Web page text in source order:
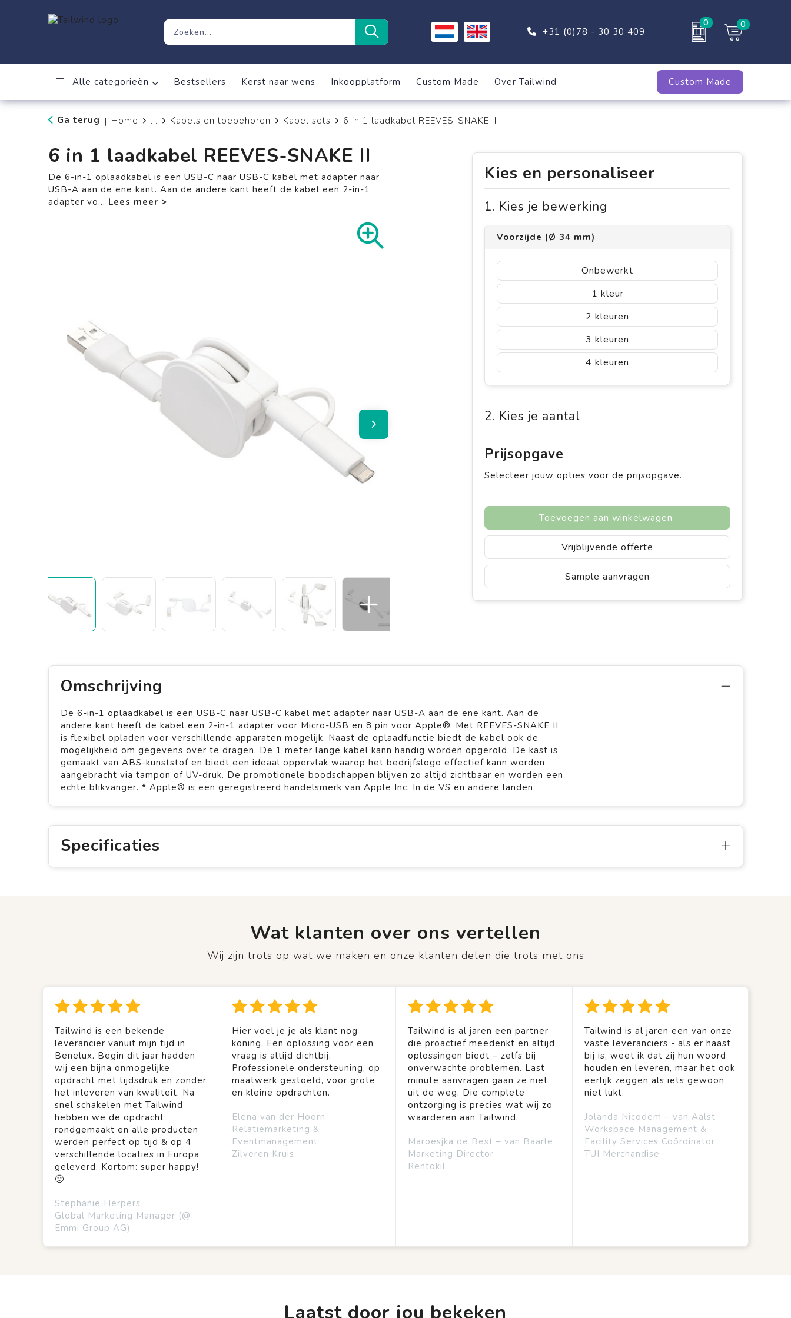
+31 (0)78 - 30 30 409
0 0
Alle categorieën Bestsellers Kerst naar wens Inkoopplatform Custom Made Over Tailwind Custom Made
Ga terug | Home ... Kabels en toebehoren Kabel sets 6 in 1 laadkabel REEVES-SNAKE II
6 in 1 laadkabel REEVES-SNAKE II
De 6-in-1 oplaadkabel is een USB-C naar USB-C kabel met adapter naar
USB-A aan de ene kant. Aan de andere kant heeft de kabel een 2-in-1
adapter vo...
Kies en personaliseer
1. Kies je bewerking
Voorzijde (Ø 34 mm)
Onbewerkt
1
2
3
4
2. Kies je aantal
Prijsopgave
Selecteer jouw opties voor de prijsopgave.
Toevoegen aan winkelwagen
Vrijblijvende offerte
Sample aanvragen
Omschrijving
De 6-in-1 oplaadkabel is een USB-C naar USB-C kabel met adapter naar USB-A aan de ene kant. Aan de
andere kant heeft de kabel een 2-in-1 adapter voor Micro-USB en 8 pin voor Apple®. Met REEVES-SNAKE II
is flexibel opladen voor verschillende apparaten mogelijk. Naast de oplaadfunctie biedt de kabel ook de
mogelijkheid om gegevens over te dragen. De 1 meter lange kabel kann handig worden opgerold. De kast is
gemaakt van ABS-kunststof en biedt een ideaal oppervlak waarop het bedrijfslogo effectief kann worden
aangebracht via tampon of UV-druk. De promotionele boodschappen blijven zo altijd zichtbaar en worden een
echte blikvanger. * Apple® is een geregistreerd handelsmerk van Apple Inc. In de VS en andere landen.
Specificaties
Wat klanten over ons vertellen
Wij zijn trots op wat we maken en onze klanten delen die trots met ons
Tailwind is een bekende
leverancier vanuit mijn tijd in
Benelux. Begin dit jaar hadden
wij een bijna onmogelijke
opdracht met tijdsdruk en zonder
het inleveren van kwaliteit. Na
snel schakelen met Tailwind
hebben we de opdracht
rondgemaakt en alle producten
werden perfect op tijd & op 4
verschillende locaties in Europa
geleverd. Kortom: super happy!
🙂
Stephanie Herpers
Global Marketing Manager (@
Emmi Group AG)
Hier voel je je als klant nog
koning. Een oplossing voor een
vraag is altijd dichtbij.
Professionele ondersteuning, op
maatwerk gestoeld, voor grote
en kleine opdrachten.
Elena van der Hoorn
Relatiemarketing &
Eventmanagement
Zilveren Kruis
Tailwind is al jaren een partner
die proactief meedenkt en altijd
oplossingen biedt – zelfs bij
onverwachte problemen. Last
minute aanvragen gaan ze niet
uit de weg. Die complete
ontzorging is precies wat wij zo
waarderen aan Tailwind.
Maroesjka de Best – van Baarle
Marketing Director
Rentokil
Tailwind is al jaren een van onze
vaste leveranciers - als er haast
bij is, weet ik dat zij hun woord
houden en leveren, maar het ook
eerlijk zeggen als iets gewoon
niet lukt.
Jolanda Nicodem – van Aalst
Workspace Management &
Facility Services Coördinator
TUI Merchandise
Laatst door jou bekeken